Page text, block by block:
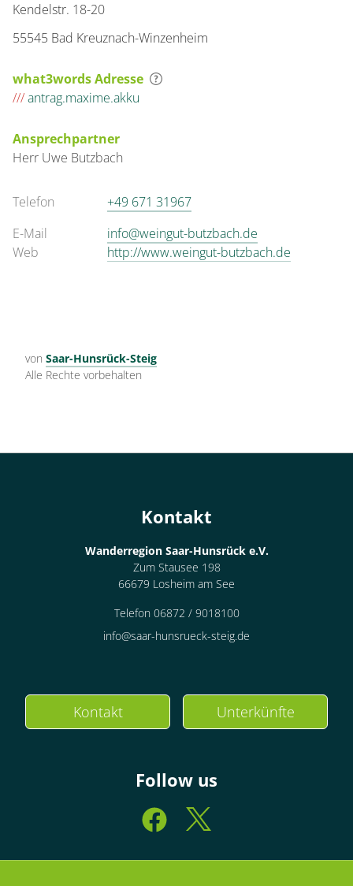
Kendelstr. 18-20
55545 Bad Kreuznach-Winzenheim
what3words Adresse
///antrag.maxime.akku
Ansprechpartner
Herr Uwe Butzbach
Telefon
+49 671 31967
E-Mail
info@weingut-butzbach.de
Web
http://www.weingut-butzbach.de
von Saar-Hunsrück-Steig
Alle Rechte vorbehalten
Kontakt
Wanderregion Saar-Hunsrück e.V.
Zum Stausee 198
66679 Losheim am See
Telefon 06872 / 9018100
info@saar-hunsrueck-steig.de
Kontakt Unterkünfte
Follow us